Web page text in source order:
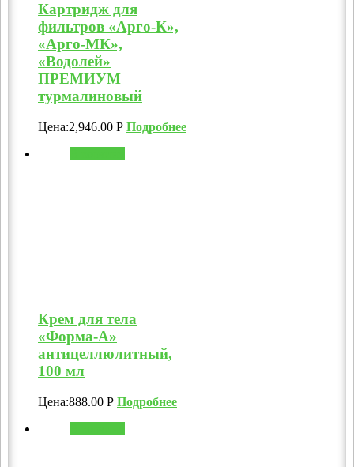
Картридж для
фильтров «Арго-К»,
«Арго-МК»,
«Водолей»
ПРЕМИУМ
турмалиновый
Цена:2,946.00 Р Подробнее
Крем для тела
«Форма-А»
антицеллюлитный,
100 мл
Цена:888.00 Р Подробнее